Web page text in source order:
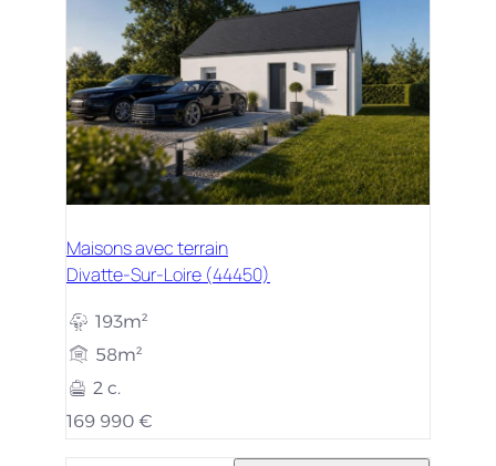
Maisons avec terrain
Divatte-Sur-Loire (44450)
193m²
58m²
2 c.
169 990 €